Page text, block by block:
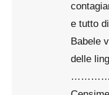
e tutto
Babele
delle